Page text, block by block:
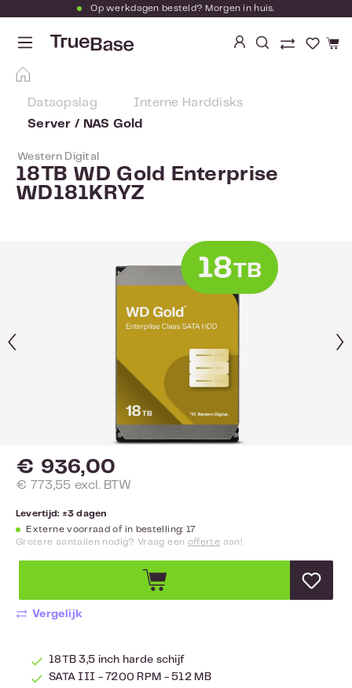
Ga naar de hoofdinhoud
Op werkdagen besteld? Morgen in huis.
Je
Dataopslag
Interne Harddisks
Server / NAS Gold
Western Digital
18TB WD Gold Enterprise
WD181KRYZ
€ 936,00
€ 773,55 excl. BTW
Levertijd: ±3 dagen
Externe voorraad of in bestelling: 17
Grotere aantallen nodig? Vraag een offerte aan!
Vergelijk
18TB 3,5 inch harde schijf
SATA III - 7200 RPM - 512 MB